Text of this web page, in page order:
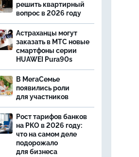
решить квартирный
вопрос в 2026 году
Астраханцы могут
заказать в МТС новые
смартфоны серии
HUAWEI Pura90s
В МегаСемье
появились роли
для участников
Рост тарифов банков
на РКО в 2026 году:
что на самом деле
подорожало
для бизнеса